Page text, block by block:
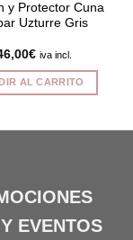
y Protector Cuna
Uzturre Gris
€ iva incl.
AL CARRITO
EVENTOS